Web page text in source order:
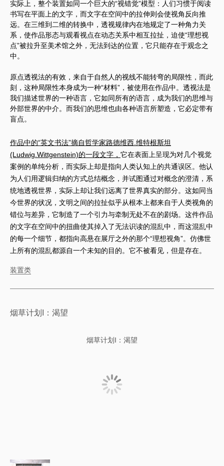
实际上，整个装置如同一个巨大的“视错觉”模型：人们习惯于阅读
书写在平面上的文字，而文字在空间中的拉伸则会使视角反向推
远。在三维到二维的转换中，透视规律内在地规定了一种角力关
系，使作品形态与观看视点在动态关系中相互拉扯，迫使“理想视
点”被拉升至美术馆之外，无法到达的位置，它只能存在于观念之
中。
原点透视法的有效，来自于自然人的视线不能转弯的局限性，而此
刻，这种局限性本身成为一种“材料”，被使用在作品中。透视法是
我们描述世界的一种语言，它如同所有的语言，成为我们的思维与
外部世界的中介。而我们的思维也由各种语言所塑造，它必定带有
盲点。
作品中的“英文书法”摘自哲学家路德维西.维特根斯坦
(Ludwig.Wittgenstein)的一段文字， 它在表面上呈现为对几个视觉
案例的单纯分析，而实际上却是指向人类认知上的共通误区。他认
为人们用逻辑归纳的方式总结概念，并试图通过对概念的澄清，系
统地透视世界，实际上却让我们远离了世界真实的部分。这如同当
今世界的状况，文明之间的拉扯似乎从根本上都来自于人类视角的
错位与差异，它制造了一个引力与牵制无处不在的剧场。这件作品
的文字在空间中的扭曲使其掉入了无法识读的混乱中，而这混乱中
的每一个细节，都指向高悬在展厅之外的那个“理想视角”。仿佛世
上所有的混乱都源自一个未知的目的。它不被看见，但是存在。
装置类
烟草计划I：渴望
烟草计划I：渴望